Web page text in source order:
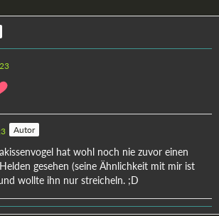
Autor
hat wohl noch nie zuvor einen
gesehen (seine Ähnlichkeit mit mir ist
wollte ihn nur streicheln. ;D